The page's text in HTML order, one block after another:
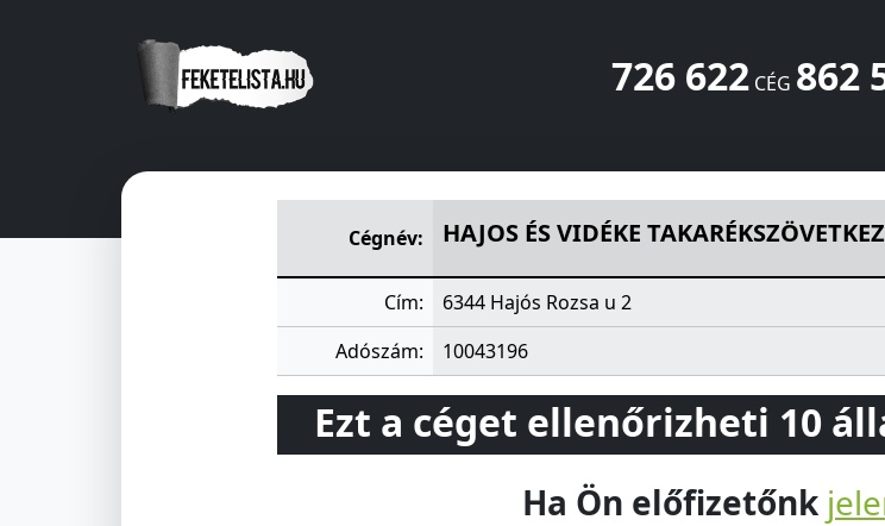
726 622CÉG 862
Cégnév:
HAJOS ÉS VIDÉKE
Cím:
6344 Hajós Rozsa u 2
Adószám:
10043196
Ezt a céget ellenőrizheti 10
Ha Ön előfizetőnk